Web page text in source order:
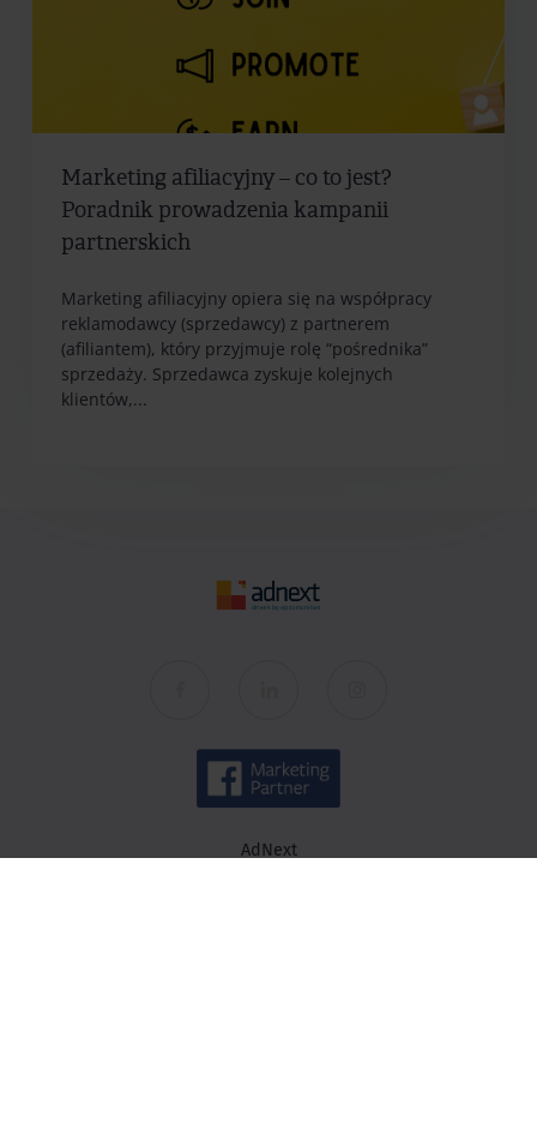
Marketing afiliacyjny – co to jest?
Poradnik prowadzenia kampanii
partnerskich
Marketing afiliacyjny opiera się na współpracy
reklamodawcy (sprzedawcy) z partnerem
(afiliantem), który przyjmuje rolę “pośrednika”
sprzedaży. Sprzedawca zyskuje kolejnych
klientów,...
AdNext